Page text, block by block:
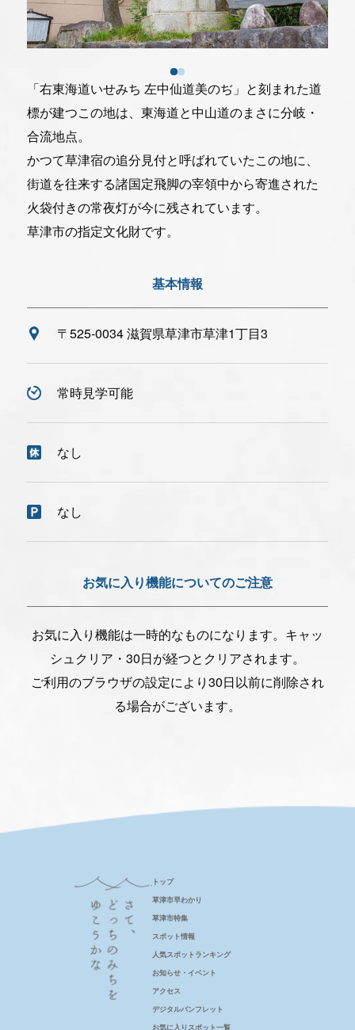
「右東海道いせみち 左中仙道美のぢ」と刻まれた道
標が建つこの地は、東海道と中山道のまさに分岐・
合流地点。
かつて草津宿の追分見付と呼ばれていたこの地に、
街道を往来する諸国定飛脚の宰領中から寄進された
火袋付きの常夜灯が今に残されています。
草津市の指定文化財です。
基本情報
〒525-0034 滋賀県草津市草津1丁目3
常時見学可能
なし
なし
お気に入り機能についてのご注意
お気に入り機能は一時的なものになります。キャッ
シュクリア・30日が経つとクリアされます。
ご利用のブラウザの設定により30日以前に削除され
る場合がございます。
トップ
草津市早わかり
草津市特集
スポット情報
人気スポットランキング
お知らせ・イベント
アクセス
デジタルパンフレット
お気に入りスポット一覧
一般社団法人 草津市観光物産協会
077-566-3219
〒525-0034滋賀県草津市草津二丁目10-21
当協会について
採用について